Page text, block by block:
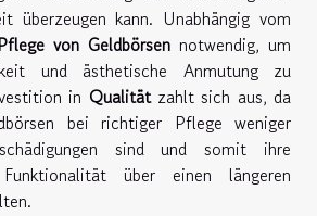
überzeugen kann. Unabhängig vom
von Geldbörsen notwendig, um
und ästhetische Anmutung zu
in Qualitätzahlt sich aus, da
bei richtiger Pflege weniger
sind und somit ihre
über einen längeren